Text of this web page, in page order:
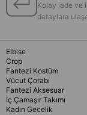
Kolay iade ve
detaylara
Elbise
Crop
Fantezi Kostüm
Vücut Çorabı
Fantezi Aksesuar
İç Çamaşır Takımı
Kadın Gecelik